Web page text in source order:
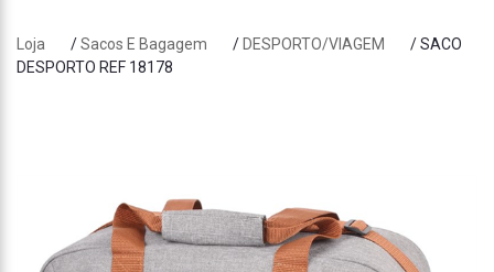
Sobre nós
Loja /Sacos E Bagagem / DESPORTO/VIAGEM
/ SACO
DESPORTO REF 18178